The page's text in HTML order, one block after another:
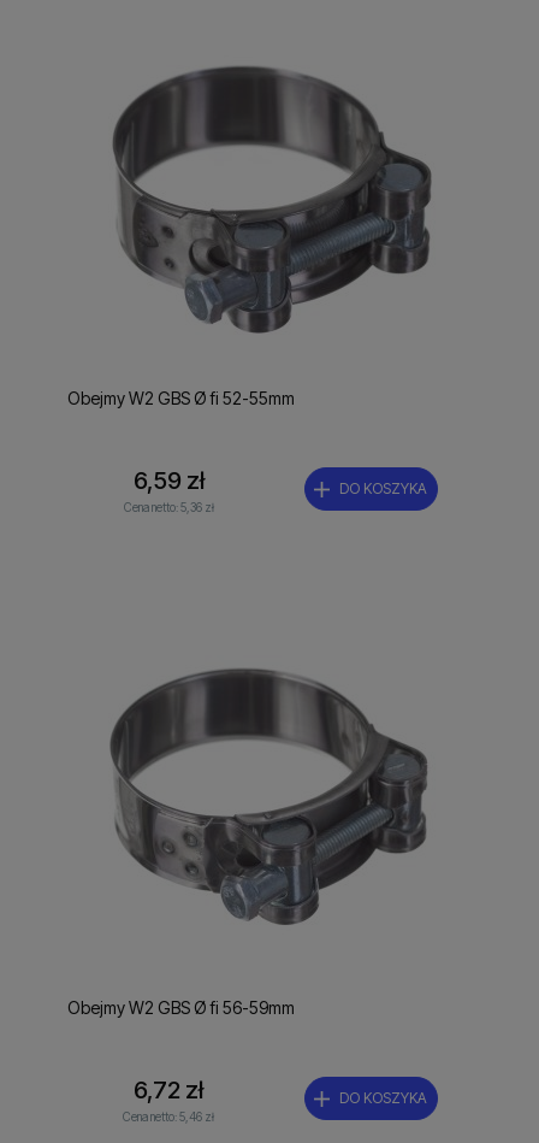
Obejmy W2 GBS Ø fi 52-55mm
6,59 zł
Cena netto:5,36 zł
DO KOSZYKA
Obejmy W2 GBS Ø fi 56-59mm
6,72 zł
Cena netto:5,46 zł
DO KOSZYKA